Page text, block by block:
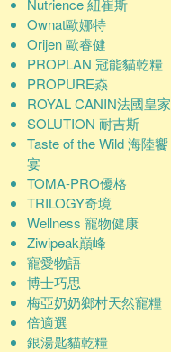
Nutrience 紐崔斯
Ownat歐娜特
Orijen 歐睿健
PROPLAN 冠能貓乾糧
PROPURE猋
ROYAL CANIN法國皇家
SOLUTION 耐吉斯
Taste of the Wild 海陸饗
宴
TOMA-PRO優格
TRILOGY奇境
Wellness 寵物健康
Ziwipeak巔峰
寵愛物語
博士巧思
梅亞奶奶鄉村天然寵糧
倍適選
銀湯匙貓乾糧